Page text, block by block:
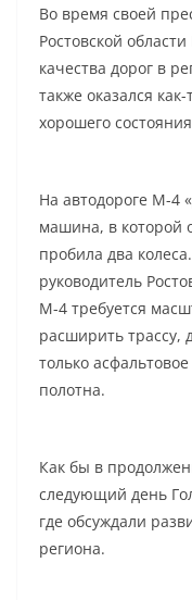
Во время своей
Ростовской
качества дорог в
также оказался
хорошего
На автодороге М-4
машина, в которой
пробила два
руководитель
М-4 требуется
расширить трассу,
только
полотна.
Как бы в
следующий день
где обсуждали
региона.